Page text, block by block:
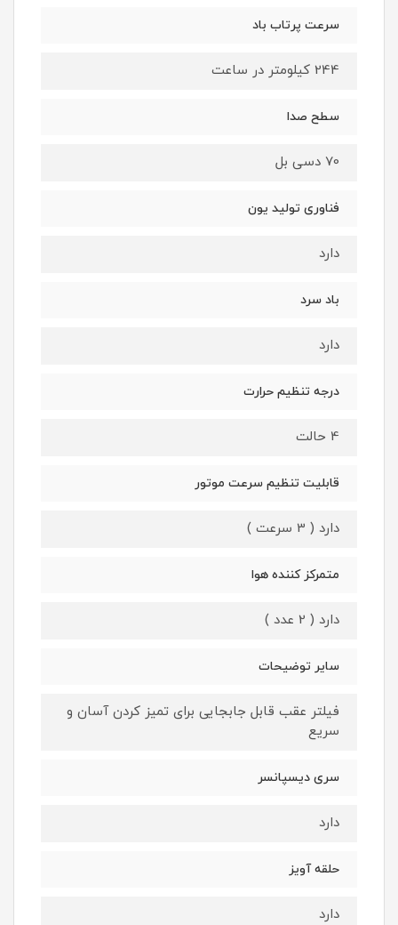
سرعت پرتاب باد
244 کیلومتر در ساعت
سطح صدا
70 دسی بل
فناوری تولید یون
دارد
باد سرد
دارد
درجه تنظیم حرارت
4 حالت
قابلیت تنظیم سرعت موتور
دارد ( 3 سرعت )
متمرکز کننده هوا
دارد ( 2 عدد )
سایر توضیحات
فیلتر عقب قابل جابجایی برای تمیز کردن آسان و
سریع
سری دیسپانسر
دارد
حلقه آویز
دارد